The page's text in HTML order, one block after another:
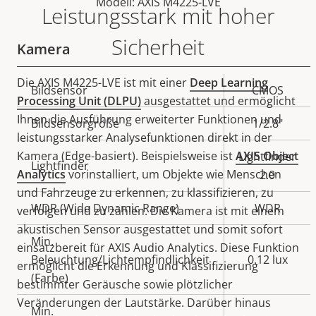
Leistungsstark mit hoher
Sicherheit
Die AXIS M4225-LVE ist mit einer Deep Learning
Processing Unit (DLPU)ausgestattet und ermöglicht
Ihnen die Ausführung erweiterter Funktionen und
leistungsstarker Analysefunktionen direkt in der
Kamera (Edge-basiert). Beispielsweise istAXIS Object
Analyticsvorinstalliert, um Objekte wie Menschen
und Fahrzeuge zu erkennen, zu klassifizieren, zu
verfolgen und zu zählen. Die Kamera ist mit einem
akustischen Sensor ausgestattet und somit sofort
einsatzbereit für AXIS Audio Analytics. Diese Funktion
ermöglicht die Erkennung und Klassifizierung
bestimmter Geräusche sowie plötzlicher
Veränderungen der Lautstärke. Darüber hinaus
Kamera
Eigentumsbeschreibung Eigentumswert
Bildsensor CMOS
Bildsensorgröße 1/2.8"
Lightfinder
Lightfinder
2.0
WDR (Wide Dynamic Range) WDR
Min.
Beleuchtung/Lichtempfindlichkeit
(Farbe)
0.12 lux
Min.